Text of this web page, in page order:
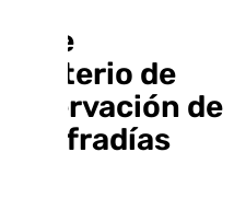
de
de
de
cofradías